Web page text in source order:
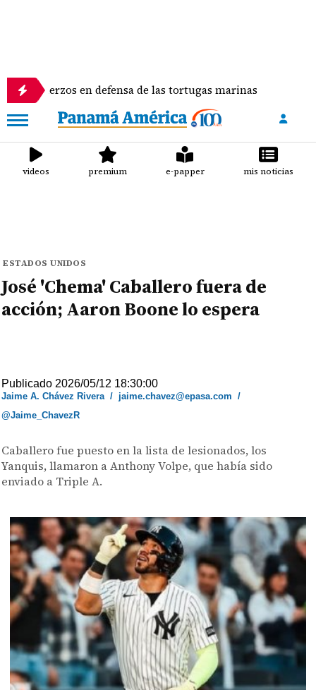
en defensa de las tortugas marinas
videos premium e-papper mis noticias
ESTADOS UNIDOS
José 'Chema' Caballero fuera de
acción; Aaron Boone lo espera
Publicado 2026/05/12 18:30:00
Jaime A. Chávez Rivera/ jaime.chavez@epasa.com /
@Jaime_ChavezR
Caballero fue puesto en la lista de lesionados, los
Yanquis, llamaron a Anthony Volpe, que había sido
enviado a Triple A.